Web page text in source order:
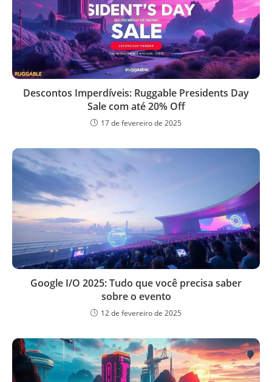
Descontos Imperdíveis: Ruggable Presidents Day
Sale com até 20% Off
17 de fevereiro de 2025
Google I/O 2025: Tudo que você precisa saber
sobre o evento
12 de fevereiro de 2025